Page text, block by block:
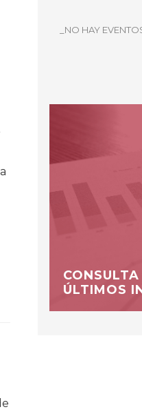
_NO HAY
ÚLTIMOS